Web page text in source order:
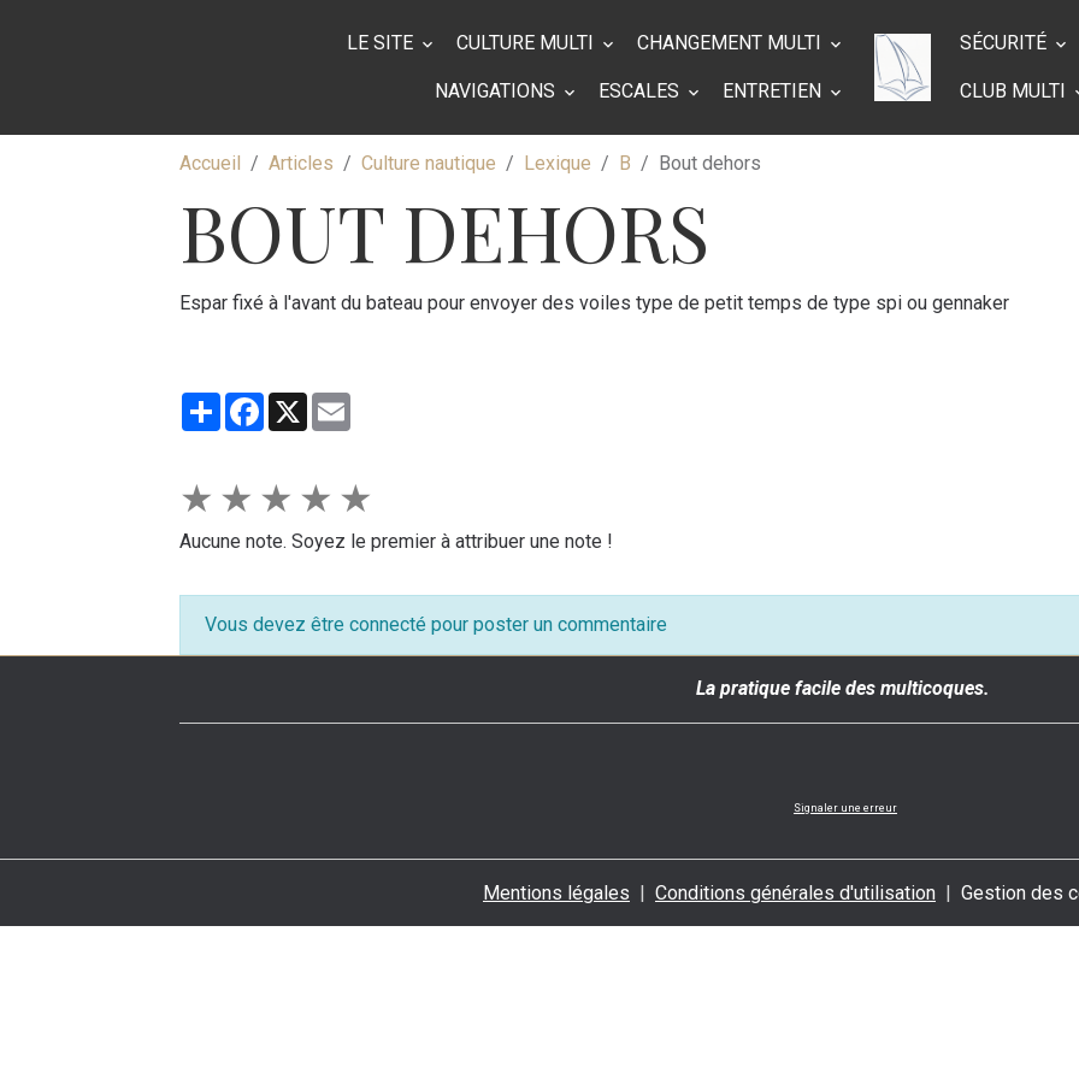
LE SITE CULTURE MULTI CHANGEMENT MULTI
NAVIGATIONS ESCALES ENTRETIEN
SÉCURITÉ
CLUB MULTI
Accueil Articles Culture nautique Lexique B Bout dehors
BOUT DEHORS
Espar fixé à l'avant du bateau pour envoyer des voiles type de petit temps de type spi ou gennaker
PartagerFacebook
X
★ ★ ★ ★ ★
Aucune note. Soyez le premier à attribuer une note !
Vous devez être connecté pour poster un commentaire
La pratique facile des multicoques.
Signaler une erreur
Mentions légales Conditions générales d'utilisation Gestion des